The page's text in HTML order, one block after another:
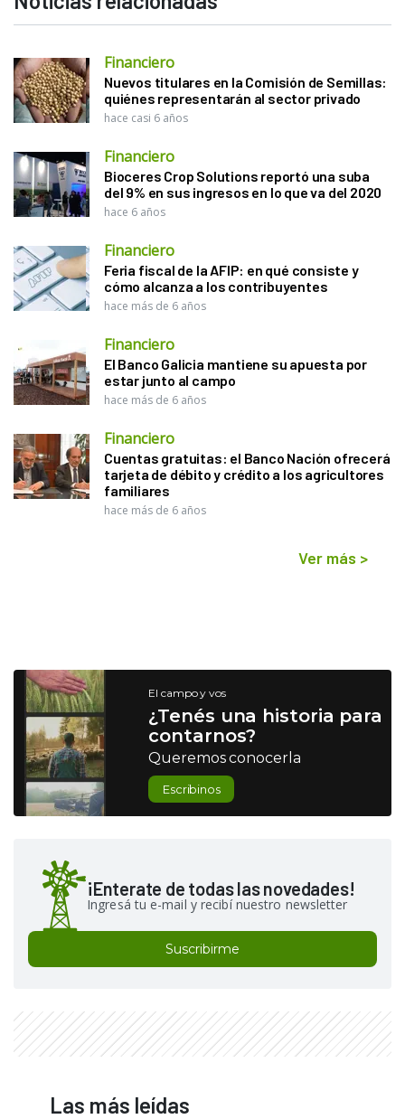
Financiero
Nuevos titulares en la Comisión de Semillas:
quiénes representarán al sector privado
hace casi 6 años
Financiero
Bioceres Crop Solutions reportó una suba
del 9% en sus ingresos en lo que va del 2020
hace 6 años
Financiero
Feria fiscal de la AFIP: en qué consiste y
cómo alcanza a los contribuyentes
hace más de 6 años
Financiero
El Banco Galicia mantiene su apuesta por
estar junto al campo
hace más de 6 años
Financiero
Cuentas gratuitas: el Banco Nación ofrecerá
tarjeta de débito y crédito a los agricultores
familiares
hace más de 6 años
Ver más >
El campo y vos
¿Tenés una historia para
contarnos?
Queremos conocerla
Escribinos
¡Enterate de todas las novedades!
Ingresá tu e-mail y recibí nuestro newsletter
Suscribirme
Las más leídas